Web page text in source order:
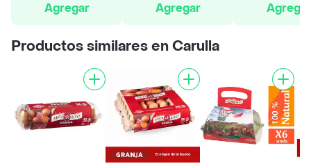
Agregar
Agregar
Agregar
Productos similares en Carulla